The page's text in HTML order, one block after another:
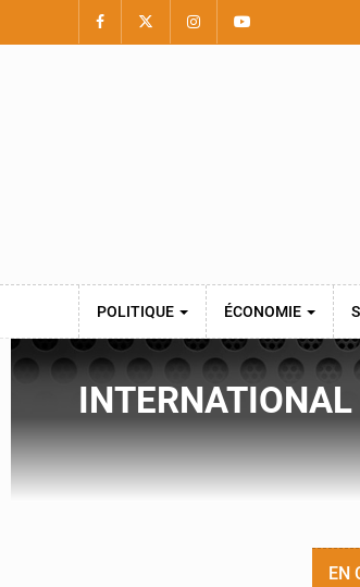
POLITIQUE ÉCONOMIE
INTERNATIONAL
EN